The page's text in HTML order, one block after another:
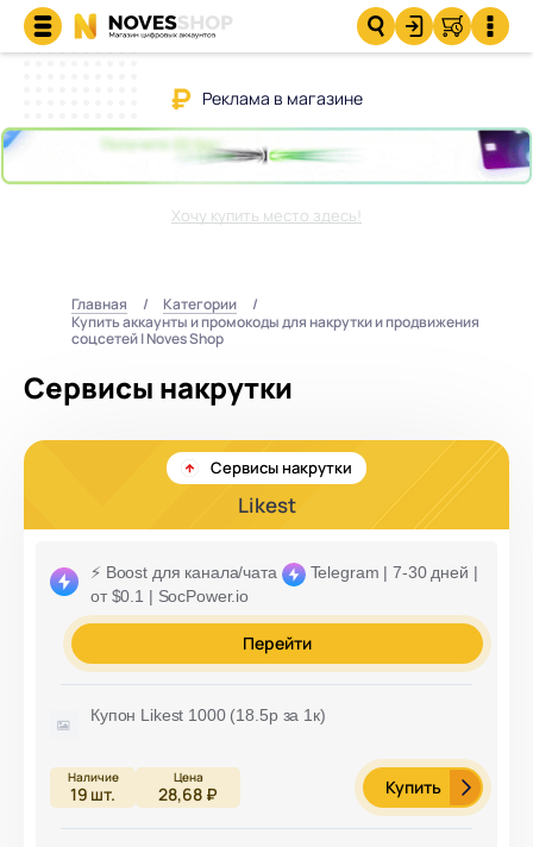
Реклама в магазине
Хочу купить место здесь!
Главная
Категории
Купить аккаунты и промокоды для накрутки и продвижения
соцсетей | Noves Shop
Сервисы накрутки
Сервисы накрутки
Likest
⚡️ Boost для канала/чата
Telegram | 7-30 дней |
от $0.1 | SocPower.io
Перейти
Купон Likest 1000 (18.5р за 1к)
19 шт. 28,68 ₽ Купить